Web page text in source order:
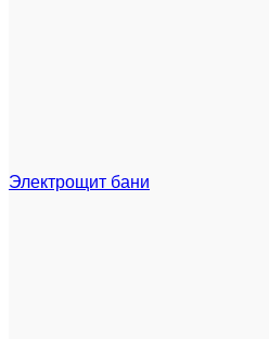
Электрощит бани